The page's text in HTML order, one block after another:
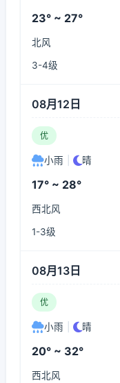
23° ~ 27°
北风
3-4级
08月12日
优
小雨 晴
17° ~ 28°
西北风
1-3级
08月13日
优
小雨 晴
20° ~ 32°
西北风